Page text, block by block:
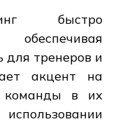
быстро
для тренеров и
акцент на
команды в их